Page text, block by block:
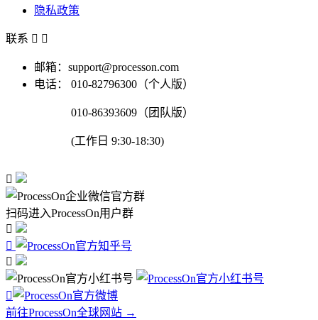
隐私政策
联系  
邮箱：support@processon.com
电话：
010-82796300（个人版）
010-86393609（团队版）
(工作日 9:30-18:30)

扫码进入ProcessOn用户群




前往ProcessOn全球网站 →